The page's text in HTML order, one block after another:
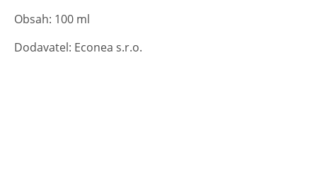
Obsah: 100 ml
Dodavatel: Econea s.r.o.